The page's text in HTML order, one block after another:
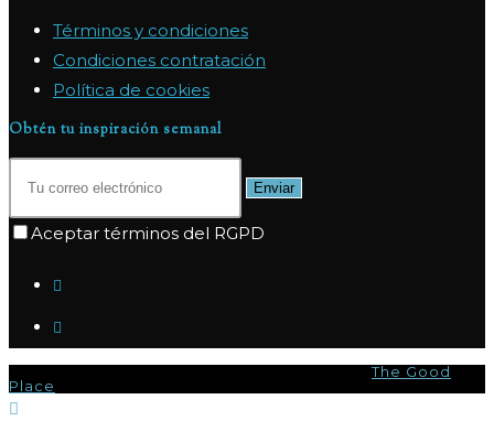
Términos y condiciones
Condiciones contratación
Política de cookies
Obtén tu inspiración semanal
Enviar
Aceptar términos del RGPD
© Copyright 2026 - Marpas Hills Powered byThe Good
Place